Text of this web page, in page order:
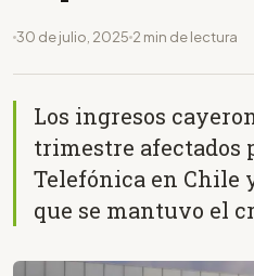
30 de julio, 2025 2 min de lectura
Los ingresos
trimestre afectados
Telefónica en Chile
que se mantuvo el